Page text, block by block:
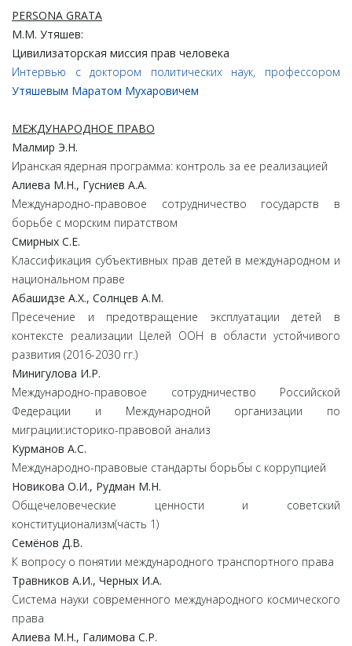
PERSONA GRATA
М.М. Утяшев:
Цивилизаторская миссия прав человека
Интервью с доктором политических наук, профессором
Утяшевым Маратом Мухаровичем
МЕЖДУНАРОДНОЕ ПРАВО
Малмир Э.Н.
Иранская ядерная программа: контроль за ее реализацией
Алиева М.Н., Гусниев А.А.
Международно-правовое сотрудничество государств в
борьбе с морским пиратством
Смирных С.Е.
Классификация субъективных прав детей в международном и
национальном праве
Абашидзе А.Х., Солнцев А.М.
Пресечение и предотвращение эксплуатации детей в
контексте реализации Целей ООН в области устойчивого
развития (2016-2030 гг.)
Минигулова И.Р.
Международно-правовое сотрудничество Российской
Федерации и Международной организации по
миграции:историко-правовой анализ
Курманов А.С.
Международно-правовые стандарты борьбы с коррупцией
Новикова О.И., Рудман М.Н.
Общечеловеческие ценности и советский
конституционализм(часть 1)
Семёнов Д.В.
К вопросу о понятии международного транспортного права
Травников А.И., Черных И.А.
Система науки современного международного космического
права
Алиева М.Н., Галимова С.Р.